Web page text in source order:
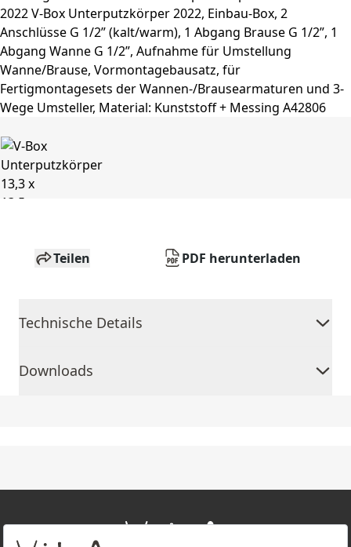
Teilen PDF herunterladen
Technische Details
Downloads